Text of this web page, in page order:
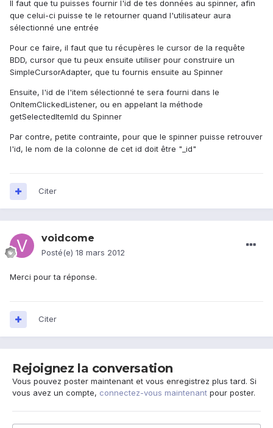
Il faut que tu puisses fournir l'id de tes données au spinner, afin
que celui-ci puisse te le retourner quand l'utilisateur aura
sélectionné une entrée
Pour ce faire, il faut que tu récupères le cursor de la requête
BDD, cursor que tu peux ensuite utiliser pour construire un
SimpleCursorAdapter, que tu fournis ensuite au Spinner
Ensuite, l'id de l'item sélectionné te sera fourni dans le
OnItemClickedListener, ou en appelant la méthode
getSelectedItemId du Spinner
Par contre, petite contrainte, pour que le spinner puisse retrouver
l'id, le nom de la colonne de cet id doit être "_id"
Citer
voidcome
Posté(e) 18 mars 2012
Merci pour ta réponse.
Citer
Rejoignez la conversation
Vous pouvez poster maintenant et vous enregistrez plus tard. Si
vous avez un compte, connectez-vous maintenant pour poster.